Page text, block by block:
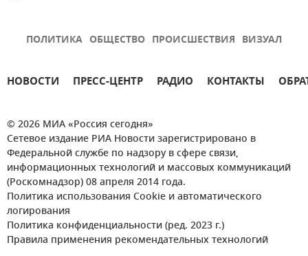
ПОЛИТИКА ОБЩЕСТВО ПРОИСШЕСТВИЯ ВИЗУАЛ
НОВОСТИ ПРЕСС-ЦЕНТР РАДИО КОНТАКТЫ
© 2026 МИА «Россия сегодня»
Сетевое издание РИА Новости зарегистрировано в
Федеральной службе по надзору в сфере связи,
информационных технологий и массовых коммуникаций
(Роскомнадзор) 08 апреля 2014 года.
Политика использования Cookie и автоматического
логирования
Политика конфиденциальности (ред. 2023 г.)
Правила применения рекомендательных технологий